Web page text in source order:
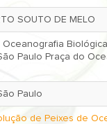
SOUTO DE MELO
Biológica, Instituto
Paulo Praça do
Paulo
de Peixes de